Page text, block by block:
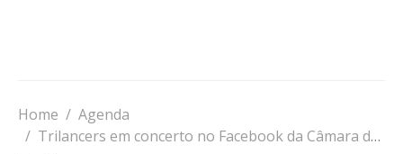
Home
Agenda
Trilancers em concerto no Facebook da Câmara de Alandroal